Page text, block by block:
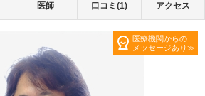
医師 口コミ(1) アクセス
医療機関からの
メッセージあり